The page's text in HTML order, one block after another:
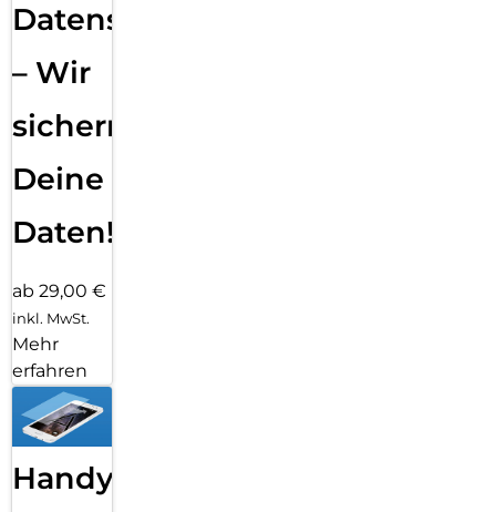
Datensicherung
– Wir
sichern
Deine
Daten!
ab 29,00 €
inkl. MwSt.
Mehr
erfahren
Handy